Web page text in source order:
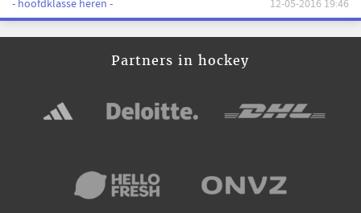
- hoofdklasse heren - 12-05-2016 19:46
Partners in hockey